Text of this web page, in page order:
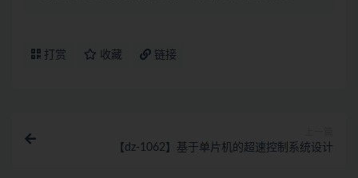
打赏 收藏 链接
【dz-1062】基于单片机的超速控制系统设计